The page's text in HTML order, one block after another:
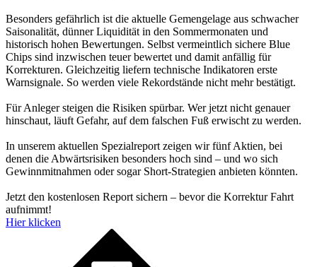
Besonders gefährlich ist die aktuelle Gemengelage aus schwacher
Saisonalität, dünner Liquidität in den Sommermonaten und
historisch hohen Bewertungen. Selbst vermeintlich sichere Blue
Chips sind inzwischen teuer bewertet und damit anfällig für
Korrekturen. Gleichzeitig liefern technische Indikatoren erste
Warnsignale. So werden viele Rekordstände nicht mehr bestätigt.
Für Anleger steigen die Risiken spürbar. Wer jetzt nicht genauer
hinschaut, läuft Gefahr, auf dem falschen Fuß erwischt zu werden.
In unserem aktuellen Spezialreport zeigen wir fünf Aktien, bei
denen die Abwärtsrisiken besonders hoch sind – und wo sich
Gewinnmitnahmen oder sogar Short-Strategien anbieten könnten.
Jetzt den kostenlosen Report sichern – bevor die Korrektur Fahrt
aufnimmt!
Hier klicken